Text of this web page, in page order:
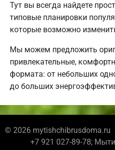
Тут вы всегда найдете
типовые планировки
которые возможно
Мы можем предложить
привлекательные,
формата: от небольших
до больших
© 2026 mytishchibrusdoma.ru
+7 921 027-89-78;